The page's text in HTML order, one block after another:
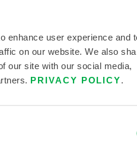
enhance user experience and
on our website. We also
our site with our social media,
PRIVACY POLICY.